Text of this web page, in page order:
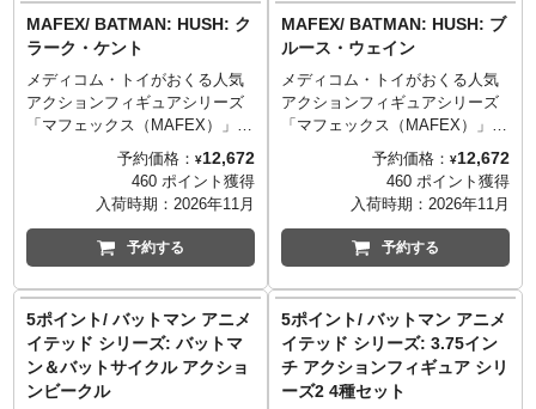
メッシュが差し色で入っていま
す。髪の毛の素材にクリアーパ
ーツを採用したことで、より透
明感のある美しい仕上がりとな
っています。フリルをふんだん
に使った山下しゅんや氏のオリ
ジナル衣装も徹底再現。ジャケ
ットの動きなども相まって、ス
テージ上でかき鳴らすシーンを
想起させます。
MAFEX/ BATMAN: HUSH: ク
ラーク・ケント
メディコム・トイがおくる人気
アクションフィギュアシリーズ
「マフェックス（MAFEX）」。
ジェフ・ローブ＆ジム・リーに
よるDCコミックスの傑作
『BATMAN:HUSH（バットマン:
ハッシュ）』から、一人の人間
として暮らすカル゠エルの地球
での姿クラーク・ケントがシリ
ーツに加え、スーパーマンたる
印象的なポーズが再現できる上
半身パーツが付属。さらにスー
パーマン用の差し替え用頭部パ
予約価格： ¥12,672
460 ポイント獲得
入荷時期： 2026年11月
予約する
MAFEX/ BATMAN: HUSH: ブ
ルース・ウェイン
メディコム・トイがおくる人気
アクションフィギュアシリーズ
「マフェックス（MAFEX）」。
ジェフ・ローブ＆ジム・リーに
よるDCコミックスの傑作
『BATMAN:HUSH（バットマン:
ハッシュ）』から、昼の顔とも
言える、アメリカ有数の富豪で
あり、大企業「ウェイン・エン
ズにラインナップ！表情違い2種
にサングラス姿1種、計3種のヘ
ッドパーツやアタッシュケース
が付属。さらにバットマン＆キ
予約価格： ¥12,672
460 ポイント獲得
入荷時期： 2026年11月
予約する
5ポイント/ バットマン アニメ
イテッド シリーズ: バットマ
ン＆バットサイクル アクショ
ンビークル
5ポイント/ バットマン アニメ
イテッド シリーズ: 3.75イン
チ アクションフィギュア シリ
ーズ2 4種セット